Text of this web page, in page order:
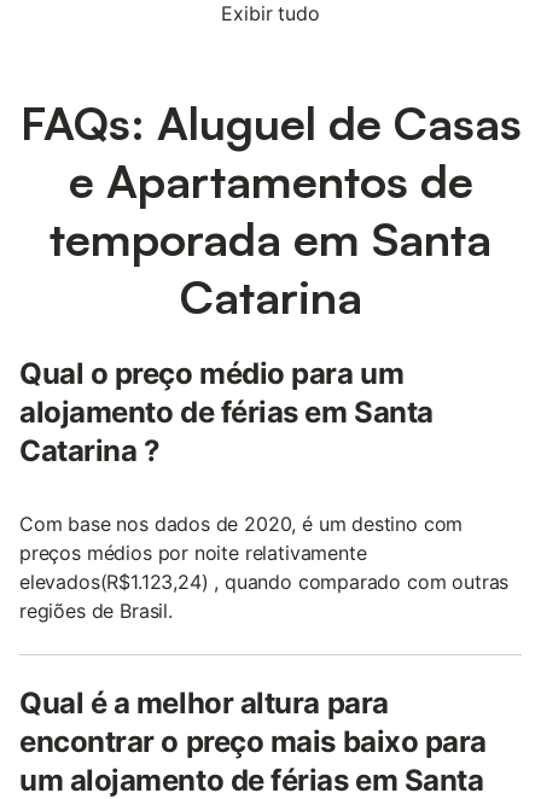
Exibir tudo
FAQs: Aluguel de Casas
e Apartamentos de
temporada em Santa
Catarina
Qual o preço médio para um
alojamento de férias em Santa
Catarina ?
Com base nos dados de 2020, é um destino com
preços médios por noite relativamente
elevados(R$1.123,24) , quando comparado com outras
regiões de Brasil.
Qual é a melhor altura para
encontrar o preço mais baixo para
um alojamento de férias em Santa